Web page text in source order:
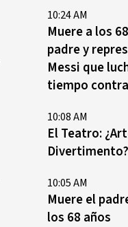
10:24 AM
Muere a los
padre y
Messi que
tiempo
10:08 AM
El Teatro:
10:05 AM
Muere el
los 68 años